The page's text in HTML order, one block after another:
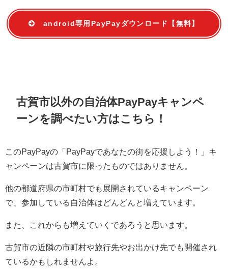
android専用PayPayダウンロード【無料】
古賀市以外の自治体PayPayキャンペ
ーンを調べたい方はこちら！
このPayPayの「PayPayであなたの街を応援しよう！」キ
ャンペーンは古賀市に限ったものではありません。
他の都道府県の市町村でも展開されているキャンペーン
で、参加している自治体はどんどんと増えています。
また、これからも増えていくであろうと思います。
古賀市の近隣の市町村や旅行先やお出かけ先でも開催され
ているかもしれませんよ。